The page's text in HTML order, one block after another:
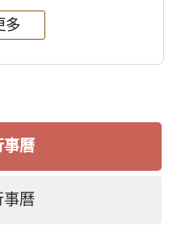
府於89年間函請其家屬
多
事曆
事曆